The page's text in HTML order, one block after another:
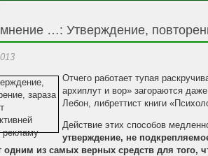
…: Утверждение,
Отчего работает тупая
архиплут и вор» загораются
Лебон, либреттист книги
Действие этих способов
утверждение, не
одним из самых верных средств для того,